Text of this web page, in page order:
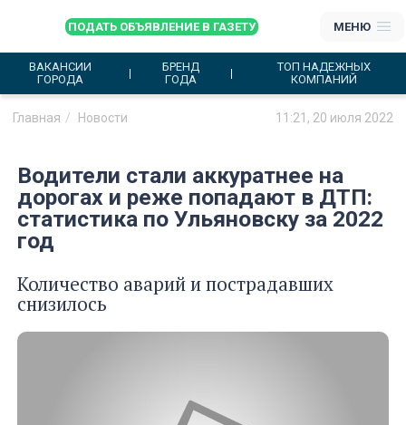
ПОДАТЬ ОБЪЯВЛЕНИЕ В ГАЗЕТУ МЕНЮ
ВАКАНСИИ
ГОРОДА
БРЕНД
ГОДА
ТОП НАДЕЖНЫХ
КОМПАНИЙ
Главная Новости 11:21, 20 июля 2022
Водители стали аккуратнее на
дорогах и реже попадают в ДТП:
статистика по Ульяновску за 2022
год
Количество аварий и пострадавших
снизилось